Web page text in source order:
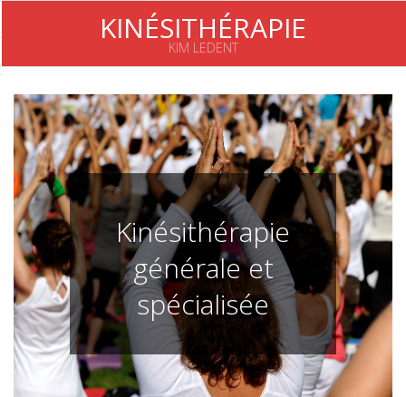
to
content
KINÉSITHÉRAPIE
KIM LEDENT
Primary
Navigation
Menu
Kinésithérapie
générale et
spécialisée